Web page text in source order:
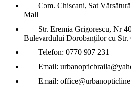
Com. Chiscani, Sat
Mall
Str. Eremia Grigorescu, Nr
Bulevardului Dorobanților cu Str.
Telefon: 0770 907 231
Email:
Email: